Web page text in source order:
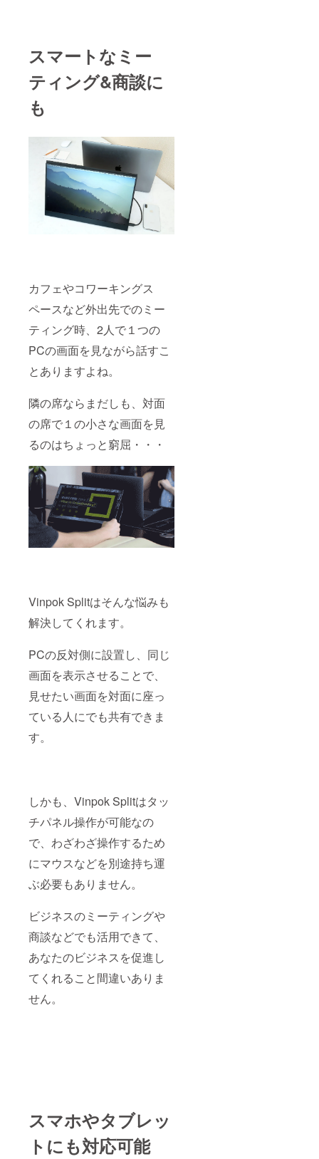
スマートなミー
ティング&商談に
も
カフェやコワーキングス
ペースなど外出先でのミー
ティング時、2人で１つの
PCの画面を見ながら話すこ
とありますよね。
隣の席ならまだしも、対面
の席で１の小さな画面を見
るのはちょっと窮屈・・・
Vinpok Splitはそんな悩みも
解決してくれます。
PCの反対側に設置し、同じ
画面を表示させることで、
見せたい画面を対面に座っ
ている人にでも共有できま
す。
しかも、Vinpok Splitはタッ
チパネル操作が可能なの
で、わざわざ操作するため
にマウスなどを別途持ち運
ぶ必要もありません。
ビジネスのミーティングや
商談などでも活用できて、
あなたのビジネスを促進し
てくれること間違いありま
せん。
スマホやタブレッ
トにも対応可能